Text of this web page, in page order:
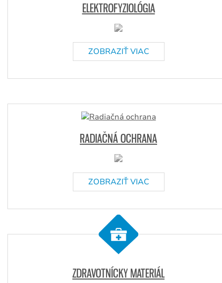
ELEKTROFYZIOLÓGIA
ZOBRAZIŤ VIAC
RADIAČNÁ OCHRANA
ZOBRAZIŤ VIAC
ZDRAVOTNÍCKY MATERIÁL